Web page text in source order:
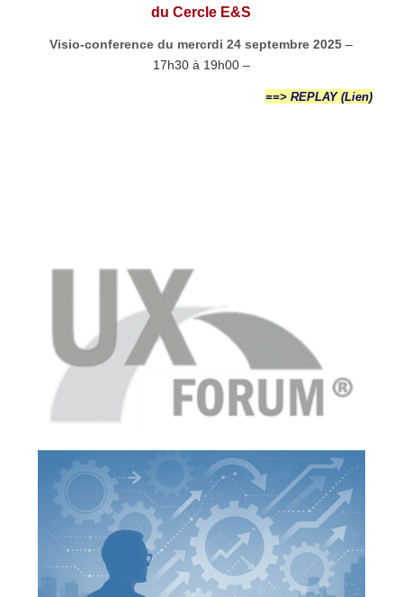
du Cercle E&S
Visio-conference du mercrdi 24 septembre 2025 –
17h30 à 19h00 –
==> REPLAY(Lien)